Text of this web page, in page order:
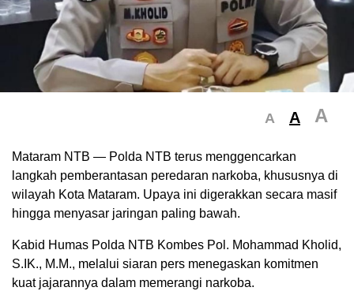
A A A
Mataram NTB — Polda NTB terus menggencarkan
langkah pemberantasan peredaran narkoba, khususnya di
wilayah Kota Mataram. Upaya ini digerakkan secara masif
hingga menyasar jaringan paling bawah.
Kabid Humas Polda NTB Kombes Pol. Mohammad Kholid,
S.IK., M.M., melalui siaran pers menegaskan komitmen
kuat jajarannya dalam memerangi narkoba.